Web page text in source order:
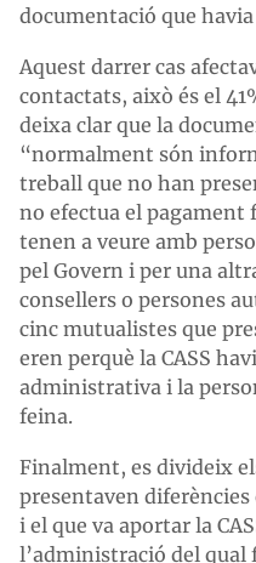
documentació que
Aquest darrer cas
contactats, això és el
deixa clar que la
“normalment són
treball que no han
no efectua el pagament
tenen a veure amb
pel Govern i per una
consellers o persones
cinc mutualistes que
eren perquè la CASS
administrativa i la
feina.
Finalment, es divideix
presentaven
i el que va aportar la
l’administració del qual